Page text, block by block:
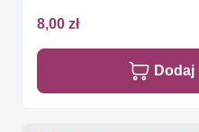
8,00 zł